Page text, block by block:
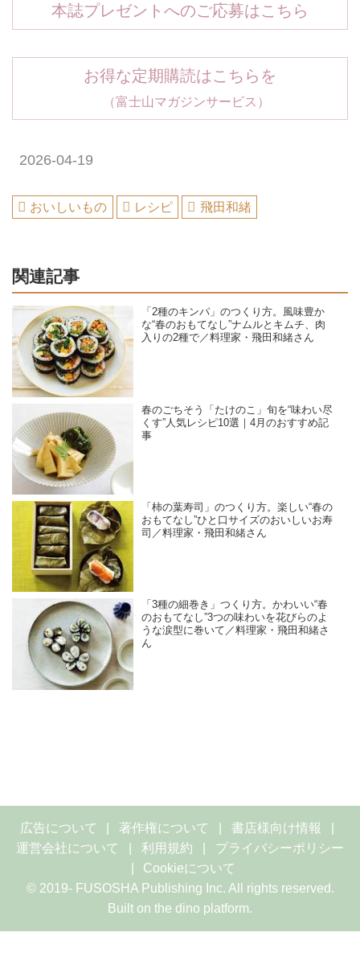
本誌プレゼントへのご応募はこちら
お得な定期購読はこちらを
（富士山マガジンサービス）
2026-04-19
おいしいもの レシピ 飛田和緒
関連記事
「2種のキンパ」のつくり方。風味豊か
な“春のおもてなし”ナムルとキムチ、肉
入りの2種で／料理家・飛田和緒さん
春のごちそう「たけのこ」旬を“味わい尽
くす”人気レシピ10選｜4月のおすすめ記
事
「柿の葉寿司」のつくり方。楽しい“春の
おもてなし”ひと口サイズのおいしいお寿
司／料理家・飛田和緒さん
「3種の細巻き」つくり方。かわいい“春
のおもてなし”3つの味わいを花びらのよ
うな涙型に巻いて／料理家・飛田和緒さ
ん
広告について 著作権について
書店様向け情報
運営会社について
利用規約
プライバシーポリシー
Cookieについて
© 2019- FUSOSHA Publishing Inc. All rights reserved.
Built on the dino platform.